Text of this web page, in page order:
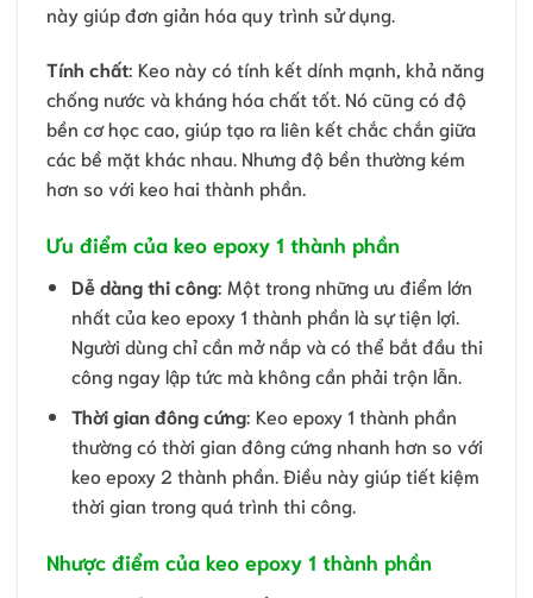
này giúp đơn giản hóa quy trình sử dụng.
Tính chất: Keo này có tính kết dính mạnh, khả năng
chống nước và kháng hóa chất tốt. Nó cũng có độ
bền cơ học cao, giúp tạo ra liên kết chắc chắn giữa
các bề mặt khác nhau. Nhưng độ bền thường kém
hơn so với keo hai thành phần.
Ưu điểm của keo epoxy 1 thành phần
Dễ dàng thi công: Một trong những ưu điểm lớn
nhất của keo epoxy 1 thành phần là sự tiện lợi.
Người dùng chỉ cần mở nắp và có thể bắt đầu thi
công ngay lập tức mà không cần phải trộn lẫn.
Thời gian đông cứng: Keo epoxy 1 thành phần
thường có thời gian đông cứng nhanh hơn so với
keo epoxy 2 thành phần. Điều này giúp tiết kiệm
thời gian trong quá trình thi công.
Nhược điểm của keo epoxy 1 thành phần